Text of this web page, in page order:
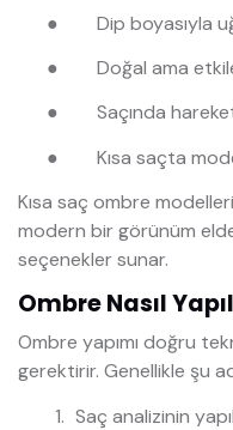
●
Dip boyasıyla
●
Doğal ama
●
Saçında
●
Kısa saçta
Kısa saç ombre
modern bir görünüm
seçenekler sunar.
Ombre Nasıl
Ombre yapımı doğru
gerektirir. Genellikle şu
Saç analizinin